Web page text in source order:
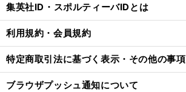
集英社ID・スポルティーバIDとは
利用規約・会員規約
特定商取引法に基づく表示・その他の事項
ブラウザプッシュ通知について